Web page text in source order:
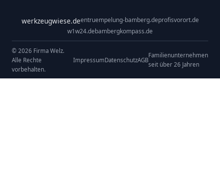
werkzeugwiese.deentruempelung-bamberg.deprofisvorort.de
w1w24.debambergkompass.de
© 2026 Firma Welz.
Alle Rechte
vorbehalten.
ImpressumDatenschutzAGB
Familienunternehmen
seit über 26 Jahren